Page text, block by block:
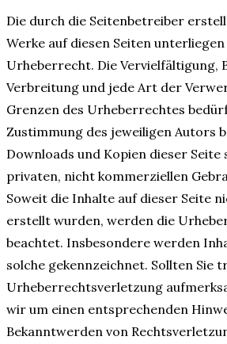
Die durch die Seitenbetreiber
Werke auf diesen Seiten
Urheberrecht. Die Vervielfältigung,
Verbreitung und jede Art der
Grenzen des Urheberrechtes
Zustimmung des jeweiligen Autors
Downloads und Kopien dieser
privaten, nicht kommerziellen
Soweit die Inhalte auf dieser Seite
erstellt wurden, werden die
beachtet. Insbesondere werden
solche gekennzeichnet. Sollten Sie
Urheberrechtsverletzung
wir um einen entsprechenden
Bekanntwerden von